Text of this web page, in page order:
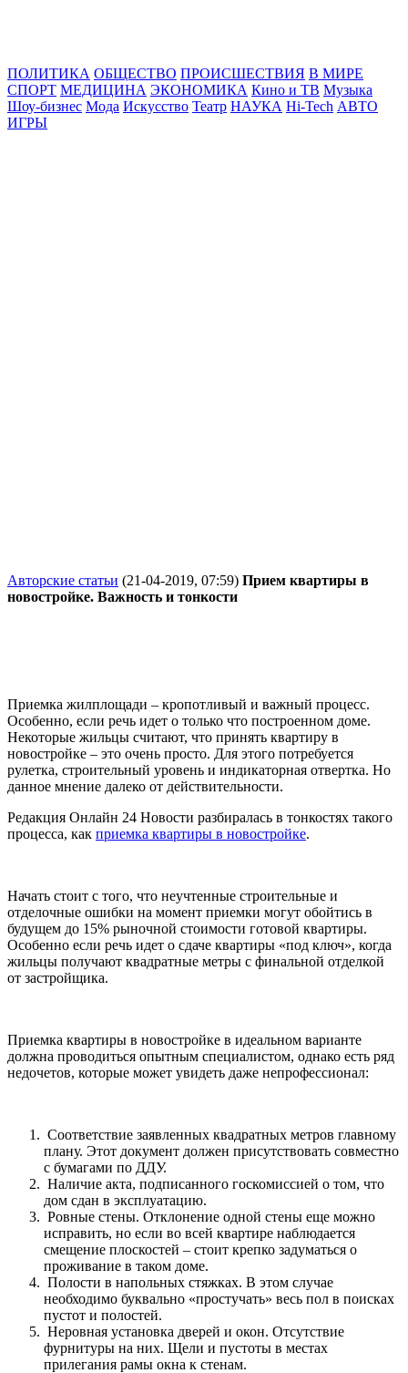
ПОЛИТИКА ОБЩЕСТВО ПРОИСШЕСТВИЯ В МИРЕ
СПОРТ МЕДИЦИНА ЭКОНОМИКА Кино и ТВ Музыка
Шоу-бизнес Мода Искусство Театр НАУКА Hi-Tech АВТО
ИГРЫ
Авторские статьи (21-04-2019, 07:59) Прием квартиры в
новостройке. Важность и тонкости
Приемка жилплощади – кропотливый и важный процесс.
Особенно, если речь идет о только что построенном доме.
Некоторые жильцы считают, что принять квартиру в
новостройке – это очень просто. Для этого потребуется
рулетка, строительный уровень и индикаторная отвертка. Но
данное мнение далеко от действительности.
Редакция Онлайн 24 Новости разбиралась в тонкостях такого
процесса, как приемка квартиры в новостройке.
Начать стоит с того, что неучтенные строительные и
отделочные ошибки на момент приемки могут обойтись в
будущем до 15% рыночной стоимости готовой квартиры.
Особенно если речь идет о сдаче квартиры «под ключ», когда
жильцы получают квадратные метры с финальной отделкой
от застройщика.
Приемка квартиры в новостройке в идеальном варианте
должна проводиться опытным специалистом, однако есть ряд
недочетов, которые может увидеть даже непрофессионал:
Соответствие заявленных квадратных метров главному
плану. Этот документ должен присутствовать совместно
с бумагами по ДДУ.
Наличие акта, подписанного госкомиссией о том, что
дом сдан в эксплуатацию.
Ровные стены. Отклонение одной стены еще можно
исправить, но если во всей квартире наблюдается
смещение плоскостей – стоит крепко задуматься о
проживание в таком доме.
Полости в напольных стяжках. В этом случае
необходимо буквально «простучать» весь пол в поисках
пустот и полостей.
Неровная установка дверей и окон. Отсутствие
фурнитуры на них. Щели и пустоты в местах
прилегания рамы окна к стенам.